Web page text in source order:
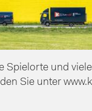
Spielorte und
Sie unter